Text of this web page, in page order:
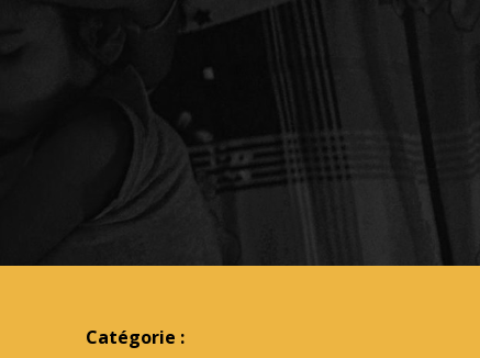
Catégorie :